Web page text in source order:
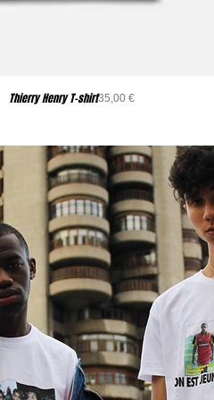
Thierry Henry T-shirt Precio
35,00 €
& FOOT